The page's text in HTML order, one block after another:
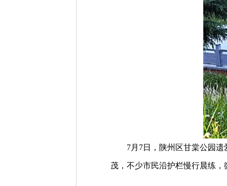
7月7日，陕州区甘棠公园遗
茂，不少市民沿护栏慢行晨练